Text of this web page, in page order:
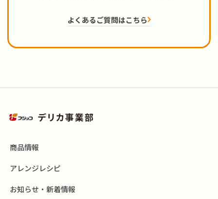
よくあるご質問はこちら
商品情報
アレンジレシピ
お知らせ・新着情報